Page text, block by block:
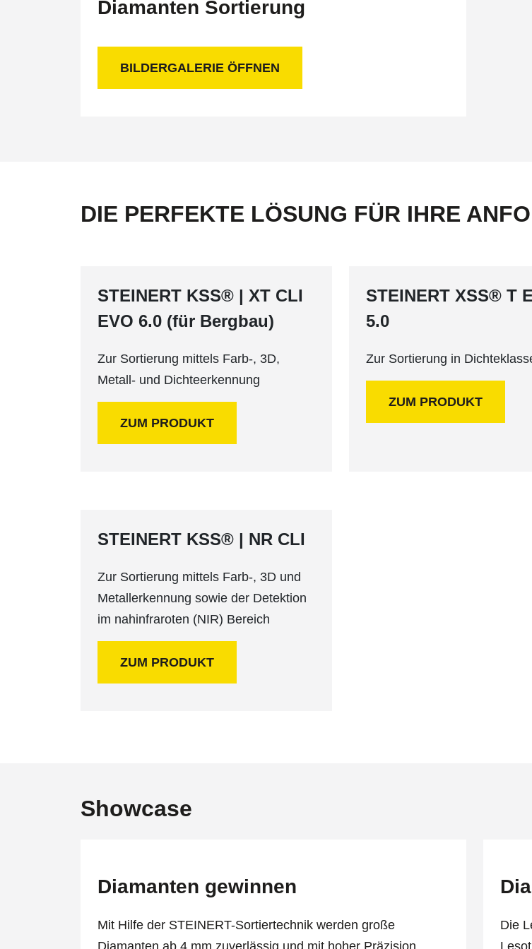
Diamanten Sortierung
BILDERGALERIE ÖFFNEN
DIE PERFEKTE LÖSUNG FÜR IHRE
STEINERT KSS® | XT CLI
EVO 6.0 (für Bergbau)
Zur Sortierung mittels Farb-, 3D,
Metall- und Dichteerkennung
ZUM PRODUKT
STEINERT XSS® T
5.0
Zur Sortierung in
ZUM PRODUKT
STEINERT KSS® | NR CLI
Zur Sortierung mittels Farb-, 3D und
Metallerkennung sowie der Detektion
im nahinfraroten (NIR) Bereich
ZUM PRODUKT
Showcase
Diamanten gewinnen
Mit Hilfe der STEINERT-Sortiertechnik werden große
Diamanten ab 4 mm zuverlässig und mit hoher Präzision
Die